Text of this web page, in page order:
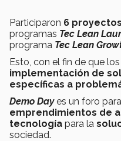
Participaron 6 proyectos
programas Tec Lean
programa Tec Lean
Esto, con el fin de que
implementación de
específicas a
Demo Dayes un foro
emprendimientos de
tecnología para la
sociedad.